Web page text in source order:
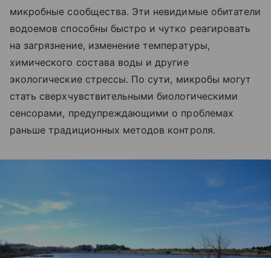
микробные сообщества. Эти невидимые обитатели
водоемов способны быстро и чутко реагировать
на загрязнение, изменение температуры,
химического состава воды и другие
экологические стрессы. По сути, микробы могут
стать сверхчувствительными биологическими
сенсорами, предупреждающими о проблемах
раньше традиционных методов контроля.